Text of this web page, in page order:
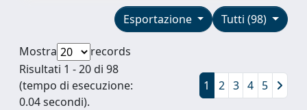
Tutti (98)
Esportazione
Mostra
records
Risultati 1 - 20 di 98
(tempo di esecuzione:
0.04 secondi).
1 2 3 4 5